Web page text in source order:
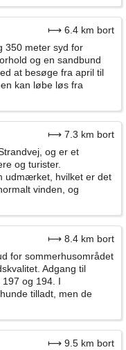
⟼ 6.4 km bort
350 meter syd for
og en sandbund
at besøge fra april til
kan løbe løs fra
⟼ 7.3 km bort
og er et
og turister.
udmærket, hvilket er det
vinden, og
⟼ 8.4 km bort
for sommerhusområdet
Adgang til
og 194. I
tilladt, men de
⟼ 9.5 km bort